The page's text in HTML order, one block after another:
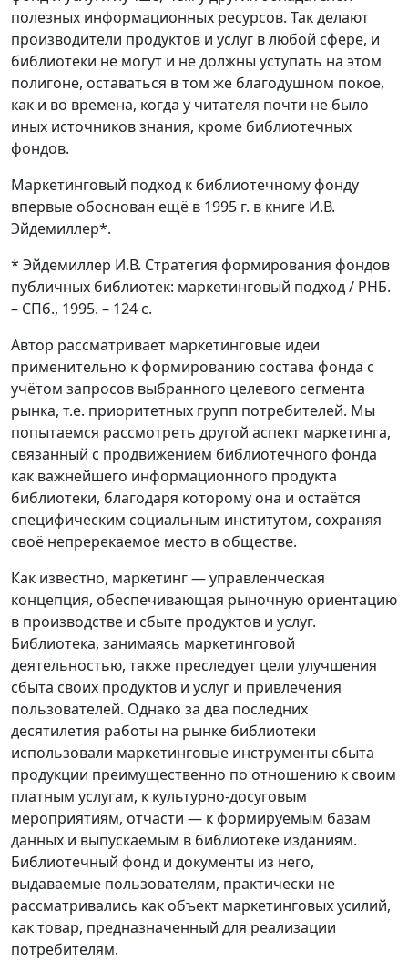
полезных информационных ресурсов. Так делают
производители продуктов и услуг в любой сфере, и
библиотеки не могут и не должны уступать на этом
полигоне, оставаться в том же благодушном покое,
как и во времена, когда у читателя почти не было
иных источников знания, кроме библиотечных
фондов.
Маркетинговый подход к библиотечному фонду
впервые обоснован ещё в 1995 г. в книге И.В.
Эйдемиллер*.
* Эйдемиллер И.В. Стратегия формирования фондов
публичных библиотек: маркетинговый подход / РНБ.
– СПб., 1995. – 124 с.
Автор рассматривает маркетинговые идеи
применительно к формированию состава фонда с
учётом запросов выбранного целевого сегмента
рынка, т.е. приоритетных групп потребителей. Мы
попытаемся рассмотреть другой аспект маркетинга,
связанный с продвижением библиотечного фонда
как важнейшего информационного продукта
библиотеки, благодаря которому она и остаётся
специфическим социальным институтом, сохраняя
своё непререкаемое место в обществе.
Как известно, маркетинг — управленческая
концепция, обеспечивающая рыночную ориентацию
в производстве и сбыте продуктов и услуг.
Библиотека, занимаясь маркетинговой
деятельностью, также преследует цели улучшения
сбыта своих продуктов и услуг и привлечения
пользователей. Однако за два последних
десятилетия работы на рынке библиотеки
использовали маркетинговые инструменты сбыта
продукции преимущественно по отношению к своим
платным услугам, к культурно-досуговым
мероприятиям, отчасти — к формируемым базам
данных и выпускаемым в библиотеке изданиям.
Библиотечный фонд и документы из него,
выдаваемые пользователям, практически не
рассматривались как объект маркетинговых усилий,
как товар, предназначенный для реализации
потребителям.